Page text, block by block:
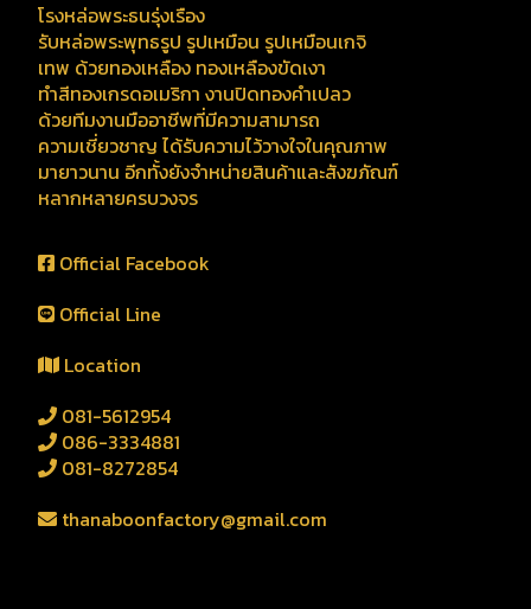
โรงหล่อพระธนรุ่งเรือง
รับหล่อพระพุทธรูป รูปเหมือน รูปเหมือนเกจิ
เทพ ด้วยทองเหลือง ทองเหลืองขัดเงา
ทำสีทองเกรดอเมริกา งานปิดทองคำเปลว
ด้วยทีมงานมืออาชีพที่มีความสามารถ
ความเชี่ยวชาญ ได้รับความไว้วางใจในคุณภาพ
มายาวนาน อีกทั้งยังจำหน่ายสินค้าและสังฆภัณฑ์
หลากหลายครบวงจร
Official Facebook
Official Line
Location
081-5612954
086-3334881
081-8272854
thanaboonfactory@gmail.com